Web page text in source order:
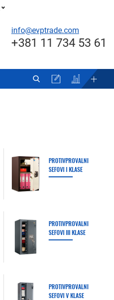
info@evptrade.com
+381 11 734 53 61
PROTIVPROVALNI
SEFOVI I KLASE
PROTIVPROVALNI
SEFOVI III KLASE
PROTIVPROVALNI
SEFOVI V KLASE